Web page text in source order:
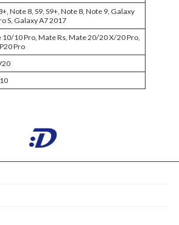
Note 8, S9, S9+, Note 8, Note 9, Galaxy
S, Galaxy A7 2017
10/10 Pro, Mate Rs, Mate 20/20 X/20 Pro,
Pro